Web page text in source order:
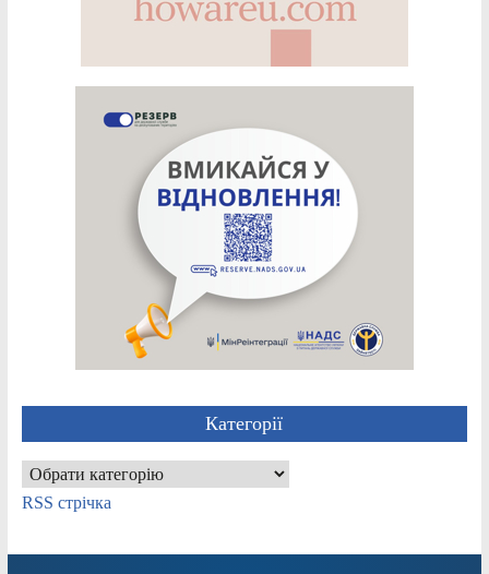
Категорії
Категорії
RSS стрічка